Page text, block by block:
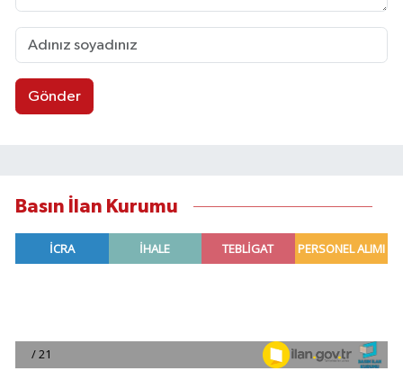
Gönder
Basın İlan Kurumu